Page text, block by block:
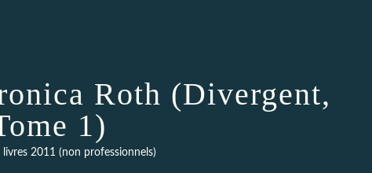
Roth (Divergent,
1)
2011 (non professionnels)